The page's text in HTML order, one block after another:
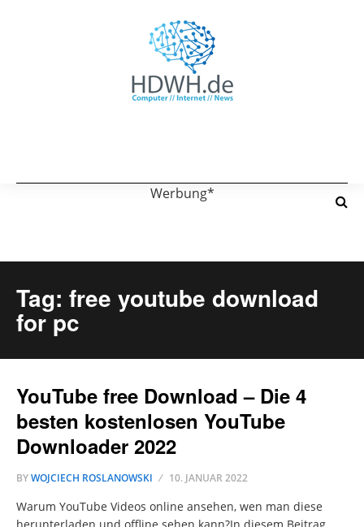
Werbung*
Tag: free youtube download
for pc
YouTube free Download – Die 4
besten kostenlosen YouTube
Downloader 2022
BYWOJCIECH ROSLANOWSKI 10. JANUAR 2022
Warum YouTube Videos online ansehen, wen man diese